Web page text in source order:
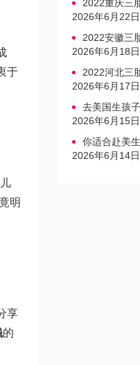
于
明
享
的
2022重庆三
户口、办准生证
2026年6月22日
2022安徽三
生家庭罚款标准
2026年6月18日
2022河北三
生三孩不再缴纳
2026年6月17日
去美国生孩
要注意的事项是
2026年6月15日
你适合赴美
2026年6月14日